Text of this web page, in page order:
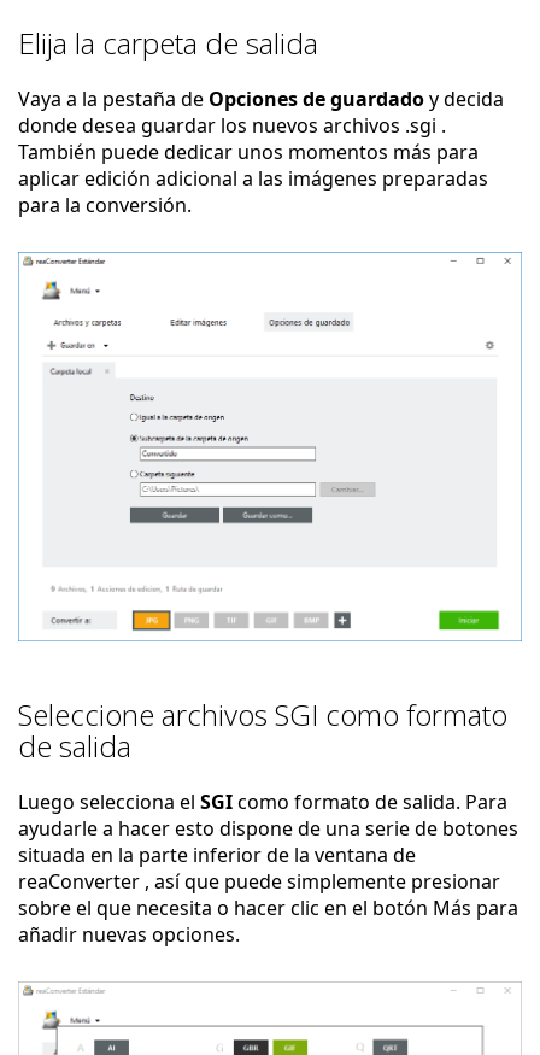
Elija la carpeta de salida
Vaya a la pestaña de Opciones de guardadoy decida
donde desea guardar los nuevos archivos .sgi .
También puede dedicar unos momentos más para
aplicar edición adicional a las imágenes preparadas
para la conversión.
Seleccione archivos SGI como formato
de salida
Luego selecciona el SGIcomo formato de salida. Para
ayudarle a hacer esto dispone de una serie de botones
situada en la parte inferior de la ventana de
reaConverter , así que puede simplemente presionar
sobre el que necesita o hacer clic en el botón Más para
añadir nuevas opciones.